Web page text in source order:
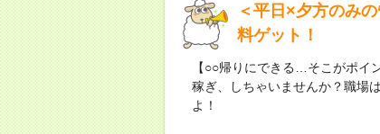
＜平日×夕方のみ
料ゲット！
【○○帰りにできる…そこがポイ
稼ぎ、しちゃいませんか？職場
よ！